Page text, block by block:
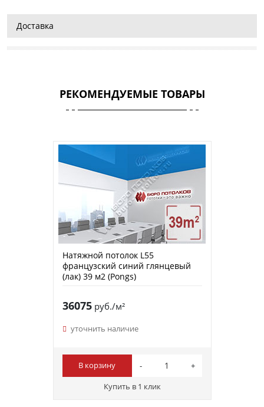
Доставка
РЕКОМЕНДУЕМЫЕ ТОВАРЫ
Натяжной потолок L55
французский синий глянцевый
(лак) 39 м2 (Pongs)
36075руб./м²
уточнить наличие
В корзину
Купить в 1 клик